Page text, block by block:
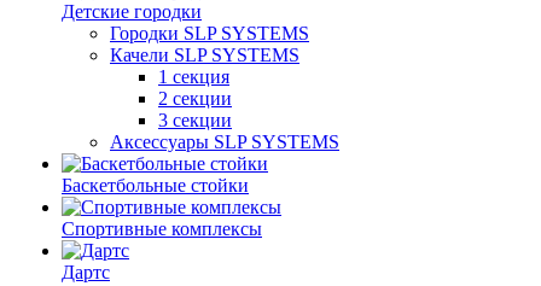
Детские городки
Городки SLP SYSTEMS
Качели SLP SYSTEMS
1 секция
2 секции
3 секции
Аксессуары SLP SYSTEMS
Баскетбольные стойки
Спортивные комплексы
Дартс